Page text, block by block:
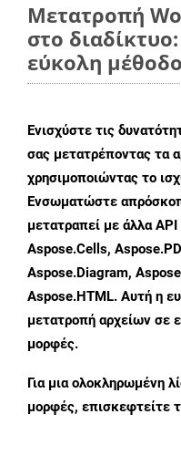
Μετατροπή
στο
εύκολη
Ενισχύστε τις
σας μετατρέποντας τα
χρησιμοποιώντας το
Ενσωματώστε
μετατραπεί με άλλα
Aspose.Cells,
Aspose.Diagram,
Aspose.HTML. Αυτή η
μετατροπή αρχείων σε
μορφές.
Για μια ολοκληρωμένη
μορφές, επισκεφτείτε